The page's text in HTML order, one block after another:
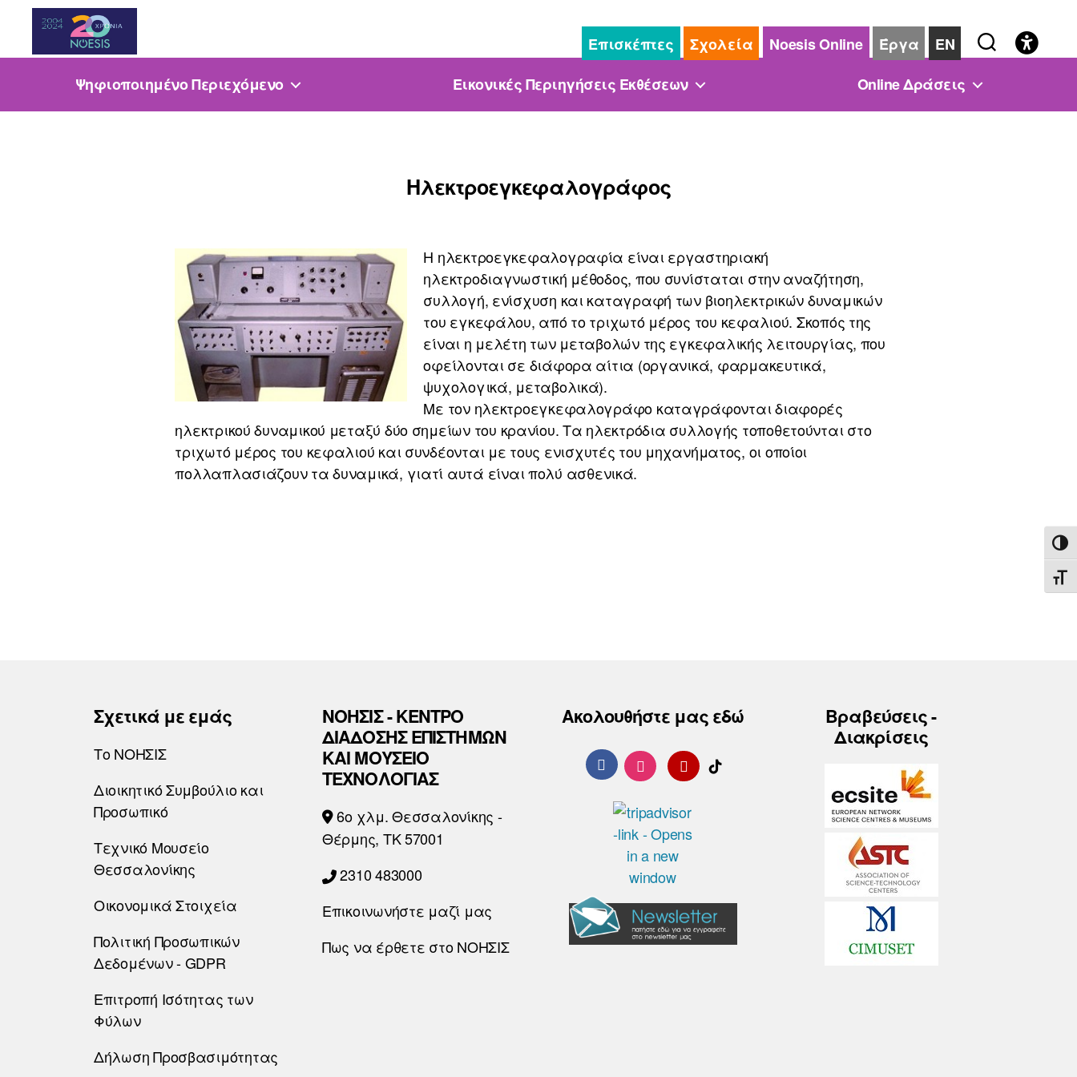
Noesis
Επισκέπτες Σχολεία Noesis Online Έργα
EN
Ψηφιοποιημένο Περιεχόμενο
Εικονικές Περιηγήσεις Εκθέσεων Online Δράσεις
Ηλεκτροεγκεφαλογράφος
Η ηλεκτροεγκεφαλογραφία είναι εργαστηριακή
ηλεκτροδιαγνωστική μέθοδος, που συνίσταται στην αναζήτηση,
συλλογή, ενίσχυση και καταγραφή των βιοηλεκτρικών δυναμικών
του εγκεφάλου, από το τριχωτό μέρος του κεφαλιού. Σκοπός της
είναι η μελέτη των μεταβολών της εγκεφαλικής λειτουργίας, που
οφείλονται σε διάφορα αίτια (οργανικά, φαρμακευτικά,
ψυχολογικά, μεταβολικά).
Με τον ηλεκτροεγκεφαλογράφο καταγράφονται διαφορές
ηλεκτρικού δυναμικού μεταξύ δύο σημείων του κρανίου. Τα ηλεκτρόδια συλλογής τοποθετούνται στο
τριχωτό μέρος του κεφαλιού και συνδέονται με τους ενισχυτές του μηχανήματος, οι οποίοι
πολλαπλασιάζουν τα δυναμικά, γιατί αυτά είναι πολύ ασθενικά.
Σχετικά με εμάς
Το ΝΟΗΣΙΣ
Διοικητικό Συμβούλιο και
Προσωπικό
Τεχνικό Μουσείο
Θεσσαλονίκης
Οικονομικά Στοιχεία
Πολιτική Προσωπικών
Δεδομένων - GDPR
Επιτροπή Ισότητας των
Φύλων
Δήλωση Προσβασιμότητας
ΝΟΗΣΙΣ - ΚΕΝΤΡΟ
ΔΙΑΔΟΣΗΣ ΕΠΙΣΤΗΜΩΝ
ΚΑΙ ΜΟΥΣΕΙΟ
ΤΕΧΝΟΛΟΓΙΑΣ
6o χλμ. Θεσσαλονίκης -
Θέρμης, ΤΚ 57001
2310 483000
Επικοινωνήστε μαζί μας
Πως να έρθετε στο ΝΟΗΣΙΣ
Ακολουθήστε μας εδώ
Βραβεύσεις -
Διακρίσεις